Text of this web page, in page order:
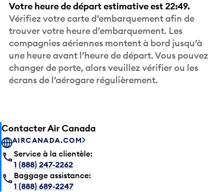
Votre heure de départ estimative est 22:49.
Vérifiez votre carte d’embarquement afin de
trouver votre heure d’embarquement. Les
compagnies aériennes montent à bord jusqu’à
une heure avant l’heure de départ. Vous pouvez
changer de porte, alors veuillez vérifier ou les
écrans de l’aérogare régulièrement.
Contacter Air Canada
AIRCANADA.COM
Service à la clientèle:
1 (888) 247-2262
Baggage assistance:
1 (888) 689-2247